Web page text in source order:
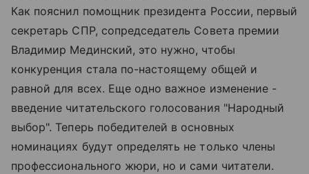
Как пояснил помощник президента России, первый
секретарь СПР, сопредседатель Совета премии
Владимир Мединский, это нужно, чтобы
конкуренция стала по-настоящему общей и
равной для всех. Еще одно важное изменение -
введение читательского голосования "Народный
выбор". Теперь победителей в основных
номинациях будут определять не только члены
профессионального жюри, но и сами читатели.